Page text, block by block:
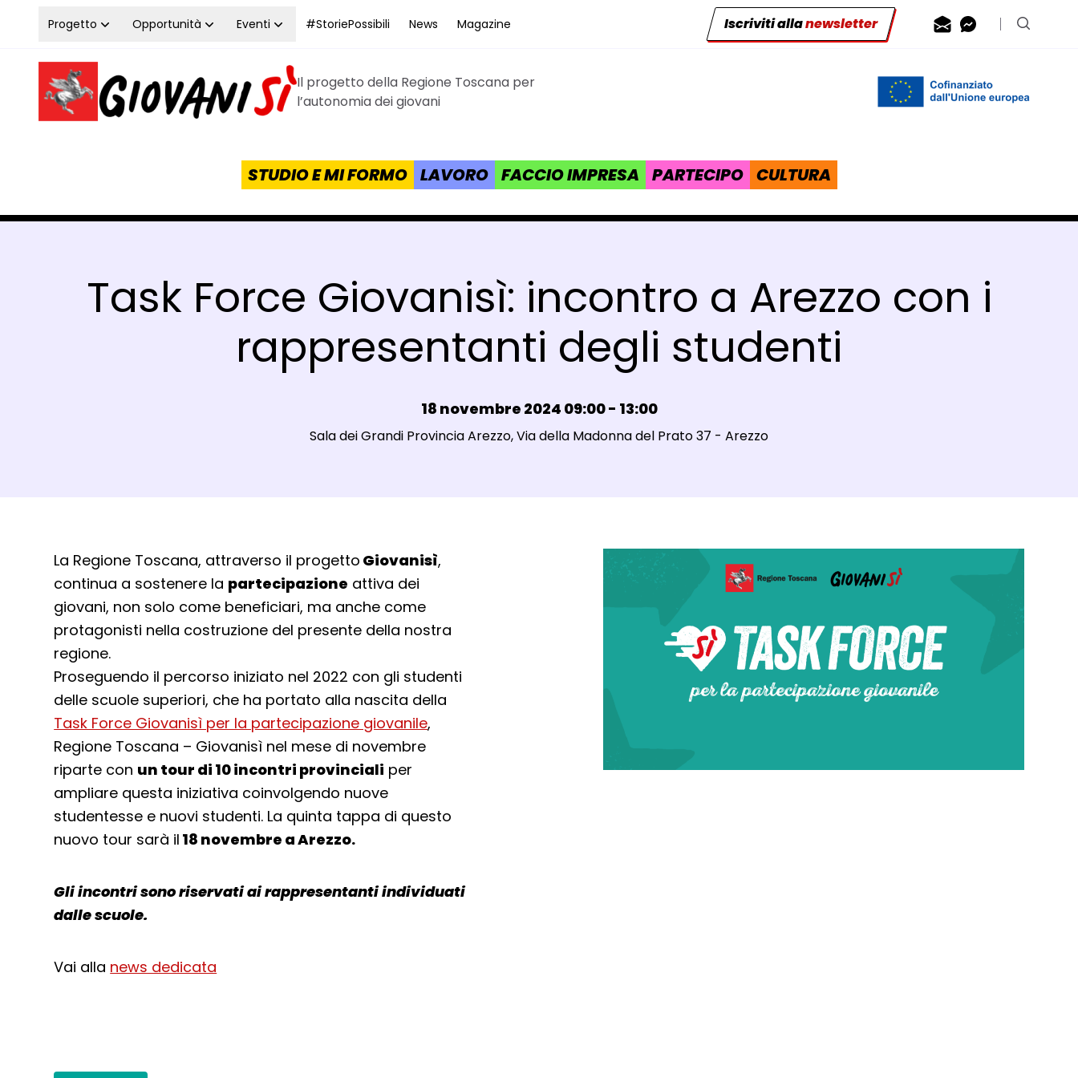
Vai al contenuto
Progetto Opportunità Eventi #StoriePossibili News Magazine Iscriviti allanewsletter Contattaci via
Contattaci
Cerca
Homepage Giovanisì - Progetto della Regione Toscana
Il progetto della Regione Toscana per
l’autonomia dei giovani
STUDIO E MI FORMO LAVORO FACCIO IMPRESA PARTECIPO CULTURA
Task Force Giovanisì: incontro a Arezzo con i
rappresentanti degli studenti
Data e ora:
18 novembre 2024 09:00 - 13:00
Luogo:
Sala dei Grandi Provincia Arezzo, Via della Madonna del Prato 37 - Arezzo
Dettagli evento
La Regione Toscana, attraverso il progetto Giovanisì,
continua a sostenere la partecipazione attiva dei
giovani, non solo come beneficiari, ma anche come
protagonisti nella costruzione del presente della nostra
regione.
Proseguendo il percorso iniziato nel 2022 con gli studenti
delle scuole superiori, che ha portato alla nascita della
Task Force Giovanisì per la partecipazione giovanile,
Regione Toscana – Giovanisì nel mese di novembre
riparte con un tour di 10 incontri provinciali per
ampliare questa iniziativa coinvolgendo nuove
studentesse e nuovi studenti. La quinta tappa di questo
nuovo tour sarà il 18 novembre a Arezzo.
Gli incontri sono riservati ai rappresentanti individuati
dalle scuole.
Vai alla news dedicata